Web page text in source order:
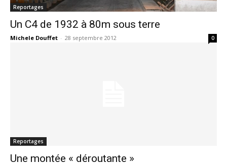
Reportages
Un C4 de 1932 à 80m sous terre
Michele Douffet - 28 septembre 2012 0
Reportages
Une montée « déroutante »